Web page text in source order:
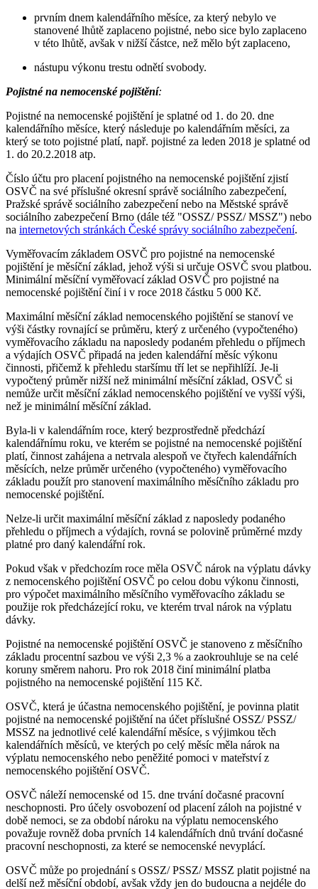
prvním dnem kalendářního měsíce, za který nebylo ve
stanovené lhůtě zaplaceno pojistné, nebo sice bylo zaplaceno
v této lhůtě, avšak v nižší částce, než mělo být zaplaceno,
nástupu výkonu trestu odnětí svobody.
Pojistné na nemocenské pojištění:
Pojistné na nemocenské pojištění je splatné od 1. do 20. dne
kalendářního měsíce, který následuje po kalendářním měsíci, za
který se toto pojistné platí, např. pojistné za leden 2018 je splatné od
1. do 20.2.2018 atp.
Číslo účtu pro placení pojistného na nemocenské pojištění zjistí
OSVČ na své příslušné okresní správě sociálního zabezpečení,
Pražské správě sociálního zabezpečení nebo na Městské správě
sociálního zabezpečení Brno (dále též "OSSZ/ PSSZ/ MSSZ") nebo
na internetových stránkách České správy sociálního zabezpečení.
Vyměřovacím základem OSVČ pro pojistné na nemocenské
pojištění je měsíční základ, jehož výši si určuje OSVČ svou platbou.
Minimální měsíční vyměřovací základ OSVČ pro pojistné na
nemocenské pojištění činí i v roce 2018 částku 5 000 Kč.
Maximální měsíční základ nemocenského pojištění se stanoví ve
výši částky rovnající se průměru, který z určeného (vypočteného)
vyměřovacího základu na naposledy podaném přehledu o příjmech
a výdajích OSVČ připadá na jeden kalendářní měsíc výkonu
činnosti, přičemž k přehledu staršímu tří let se nepřihlíží. Je-li
vypočtený průměr nižší než minimální měsíční základ, OSVČ si
nemůže určit měsíční základ nemocenského pojištění ve vyšší výši,
než je minimální měsíční základ.
Byla-li v kalendářním roce, který bezprostředně předchází
kalendářnímu roku, ve kterém se pojistné na nemocenské pojištění
platí, činnost zahájena a netrvala alespoň ve čtyřech kalendářních
měsících, nelze průměr určeného (vypočteného) vyměřovacího
základu použít pro stanovení maximálního měsíčního základu pro
nemocenské pojištění.
Nelze-li určit maximální měsíční základ z naposledy podaného
přehledu o příjmech a výdajích, rovná se polovině průměrné mzdy
platné pro daný kalendářní rok.
Pokud však v předchozím roce měla OSVČ nárok na výplatu dávky
z nemocenského pojištění OSVČ po celou dobu výkonu činnosti,
pro výpočet maximálního měsíčního vyměřovacího základu se
použije rok předcházející roku, ve kterém trval nárok na výplatu
dávky.
Pojistné na nemocenské pojištění OSVČ je stanoveno z měsíčního
základu procentní sazbou ve výši 2,3 % a zaokrouhluje se na celé
koruny směrem nahoru. Pro rok 2018 činí minimální platba
pojistného na nemocenské pojištění 115 Kč.
OSVČ, která je účastna nemocenského pojištění, je povinna platit
pojistné na nemocenské pojištění na účet příslušné OSSZ/ PSSZ/
MSSZ na jednotlivé celé kalendářní měsíce, s výjimkou těch
kalendářních měsíců, ve kterých po celý měsíc měla nárok na
výplatu nemocenského nebo peněžité pomoci v mateřství z
nemocenského pojištění OSVČ.
OSVČ náleží nemocenské od 15. dne trvání dočasné pracovní
neschopnosti. Pro účely osvobození od placení záloh na pojistné v
době nemoci, se za období nároku na výplatu nemocenského
považuje rovněž doba prvních 14 kalendářních dnů trvání dočasné
pracovní neschopnosti, za které se nemocenské nevyplácí.
OSVČ může po projednání s OSSZ/ PSSZ/ MSSZ platit pojistné na
delší než měsíční období, avšak vždy jen do budoucna a nejdéle do